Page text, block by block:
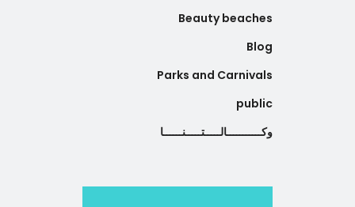
Beauty beaches
Blog
Parks and Carnivals
public
وكـــــــــــالـــــتـــــنــــــا